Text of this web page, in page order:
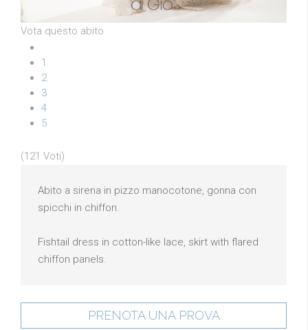
Vota questo abito
1
2
3
4
5
(121 Voti)
Abito a sirena in pizzo manocotone, gonna con
spicchi in chiffon.
Fishtail dress in cotton-like lace, skirt with flared
chiffon panels.
PRENOTA UNA PROVA